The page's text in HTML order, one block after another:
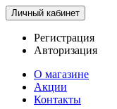
Личный кабинет
Регистрация
Авторизация
О магазине
Акции
Контакты